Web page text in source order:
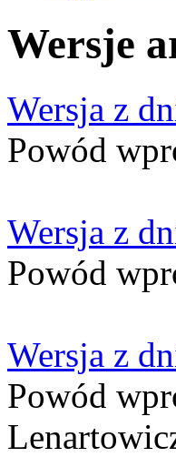
Wersje
Wersja z
Powód
Wersja z
Powód
Wersja z
Powód